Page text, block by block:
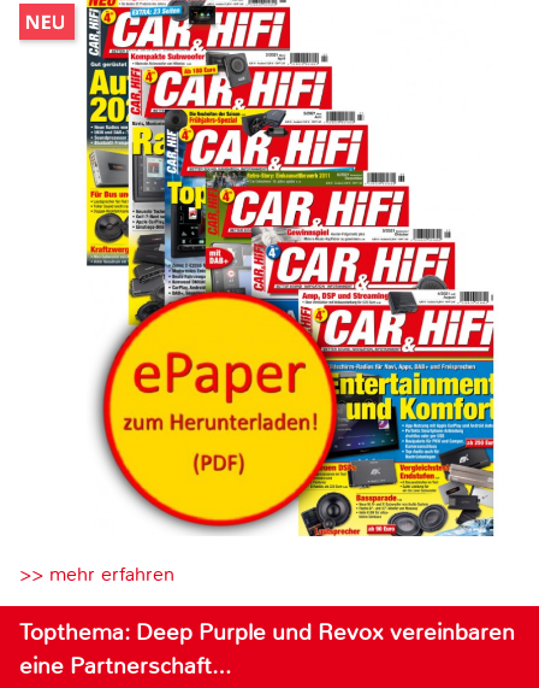
>> mehr erfahren
Topthema: Deep Purple und Revox vereinbaren
eine Partnerschaft…